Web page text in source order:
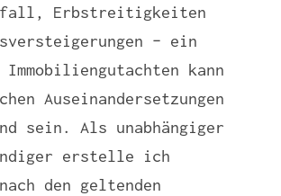
Erbstreitigkeiten
– ein
kann
Auseinandersetzungen
sein. Als unabhängiger
erstelle ich
den geltenden